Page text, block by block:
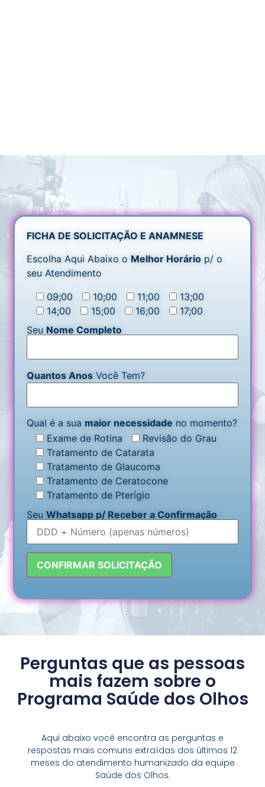
FICHA DE SOLICITAÇÃO E ANAMNESE
Escolha Aqui Abaixo o Melhor Horário p/ o
seu Atendimento
09;00 10;00 11;00
13;00
14;00
15;00 16;00
17;00
Seu Nome Completo
Quantos Anos Você Tem?
Qual é a sua maior necessidade no momento?
Exame de Rotina
Revisão do Grau
Tratamento de Catarata
Tratamento de Glaucoma
Tratamento de Ceratocone
Tratamento de Pterígio
SeuWhatsapp p/ Receber a Confirmação
Perguntas que as pessoas
mais fazem sobre o
Programa Saúde dos Olhos
Aqui abaixo você encontra as perguntas e
respostas mais comuns extraídas dos últimos 12
meses do atendimento humanizado da equipe
Saúde dos Olhos.